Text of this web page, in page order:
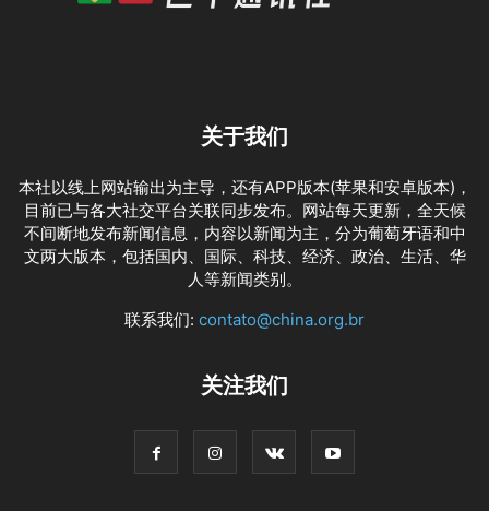
关于我们
本社以线上网站输出为主导，还有APP版本(苹果和安卓版本)，
目前已与各大社交平台关联同步发布。网站每天更新，全天候
不间断地发布新闻信息，内容以新闻为主，分为葡萄牙语和中
文两大版本，包括国内、国际、科技、经济、政治、生活、华
人等新闻类别。
联系我们: contato@china.org.br
关注我们